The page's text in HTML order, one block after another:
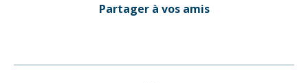
Partager à vos amis